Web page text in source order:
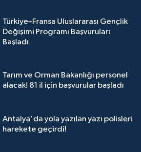
Türkiye–Fransa Uluslararası Gençlik
Değişimi Programı Başvuruları
Başladı
Tarım ve Orman Bakanlığı personel
alacak! 81 il için başvurular başladı
Antalya'da yola yazılan yazı polisleri
harekete geçirdi!